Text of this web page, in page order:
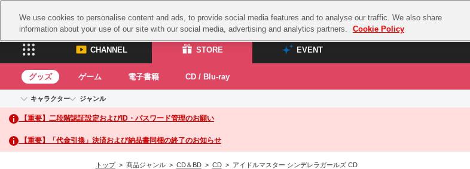
CHANNEL STORE EVENT
CHANNEL
ASOBI CHANNEL TOP
STORE
ASOBI STORE TOP
グッズ
EVENT
ASOBI STAGE
グッズ ゲーム 電子書籍 CD / Blu-ray
キャラクター
アイドルマスターシリーズ
アイドルマスター
アイドルマスター シンデレラガールズ
アイドルマスター ミリオンライブ！
ラブライブ！サンシャイン‼
ジャンル
イベントグッズ
トイ・ホビー
【重要】二段階認証設定およびID・パスワード管理のお願い
【重要】「代金引換」決済および納品書同梱の終了のお知らせ
トップ> 商品ジャンル > CD＆BD> CD> アイドルマスター シンデレラガールズ CD
We use cookies to personalise content and ads, to provide social media features and to analyse our traffic. We also share
information about your use of our site with our social media, advertising and analytics partners.
Cookie Policy